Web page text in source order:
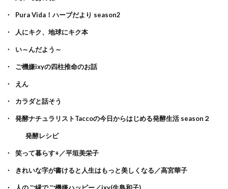
Pura Vida！ハーブだより season2
人にキク、地球にキク本
い～んだよう～
ご機嫌ixyの四柱推命のお話
えん
カラダと話そう
発酵ナチュラリストTaccoの今日からはじめる発酵生活 season２
発酵レシピ
笑って暮らす+／平垣美栄子
きれいな字が書けると人生はもっと美しくなる／高宮華子